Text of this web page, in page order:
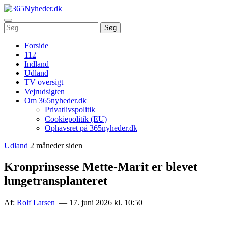
Åbn
menu
Søg
efter:
Søg
Forside
112
Indland
Udland
TV oversigt
Vejrudsigten
Om 365nyheder.dk
Privatlivspolitik
Cookiepolitik (EU)
Ophavsret på 365nyheder.dk
Udland 2 måneder siden
Kronprinsesse Mette-Marit er blevet
lungetransplanteret
Af: Rolf Larsen — 17. juni 2026 kl. 10:50